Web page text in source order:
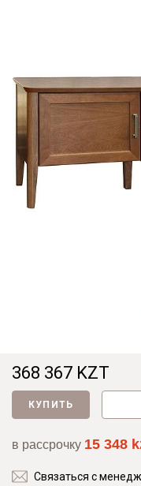
368 367 KZT
КУПИТЬ
в рассрочку 15 348
Связаться с